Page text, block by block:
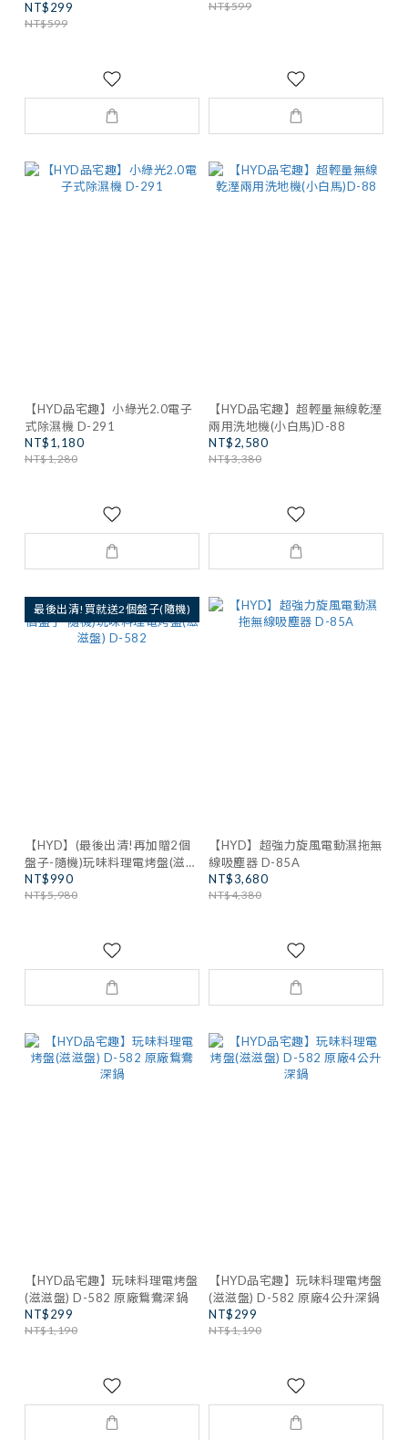
NT$299
NT$599
NT$599
【HYD品宅趣】小綠光2.0電子
式除濕機 D-291
NT$1,180
NT$1,280
【HYD品宅趣】超輕量無線乾溼
兩用洗地機(小白馬)D-88
NT$2,580
NT$3,380
最後出清!買就送2個盤子(隨機)
【HYD】(最後出清!再加贈2個
盤子-隨機)玩味料理電烤盤(滋滋
盤) D-582
NT$990
NT$5,980
【HYD】超強力旋風電動濕拖無
線吸塵器 D-85A
NT$3,680
NT$4,380
【HYD品宅趣】玩味料理電烤盤
(滋滋盤) D-582 原廠鴛鴦深鍋
NT$299
NT$1,190
【HYD品宅趣】玩味料理電烤盤
(滋滋盤) D-582 原廠4公升深鍋
NT$299
NT$1,190